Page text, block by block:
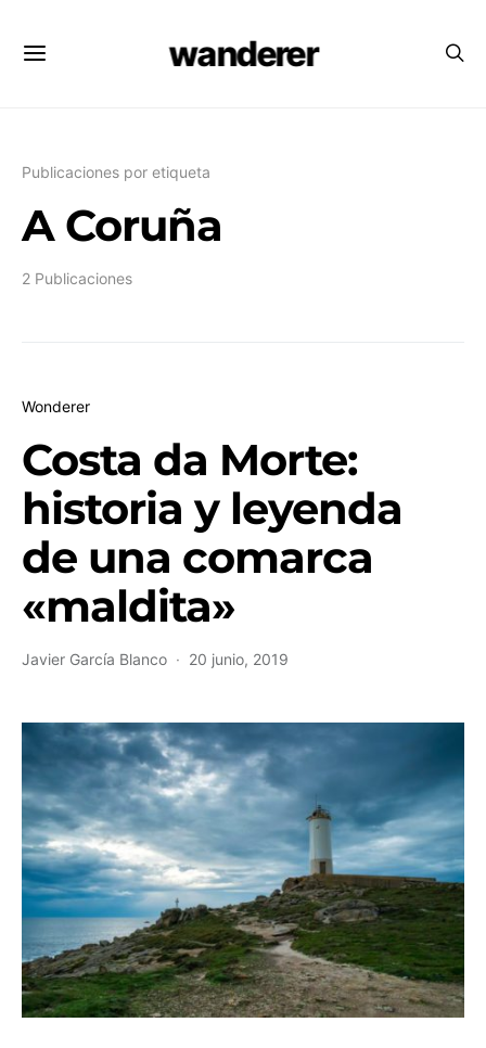
wanderer
Publicaciones por etiqueta
A Coruña
2 Publicaciones
Wonderer
Costa da Morte:
historia y leyenda
de una comarca
«maldita»
Javier García Blanco 20 junio, 2019